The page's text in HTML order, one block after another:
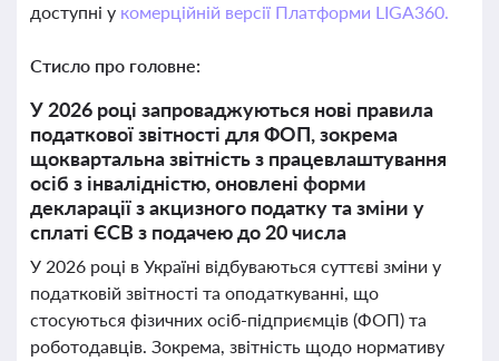
доступні у комерційній версії Платформи LIGA360.
Стисло про головне:
У 2026 році запроваджуються нові правила
податкової звітності для ФОП, зокрема
щоквартальна звітність з працевлаштування
осіб з інвалідністю, оновлені форми
декларації з акцизного податку та зміни у
сплаті ЄСВ з подачею до 20 числа
У 2026 році в Україні відбуваються суттєві зміни у
податковій звітності та оподаткуванні, що
стосуються фізичних осіб-підприємців (ФОП) та
роботодавців. Зокрема, звітність щодо нормативу